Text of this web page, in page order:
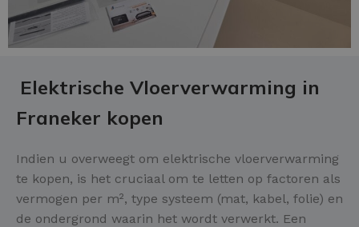
Elektrische Vloerverwarming in
Franeker kopen
Indien u overweegt om elektrische vloerverwarming
te kopen, is het cruciaal om te letten op factoren als
vermogen per m², type systeem (mat, kabel, folie) en
de ondergrond waarin het wordt verwerkt. Een